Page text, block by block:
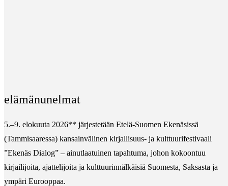
elämänunelmat
5.–9. elokuuta 2026** järjestetään Etelä-Suomen Ekenäsissä
(Tammisaaressa) kansainvälinen kirjallisuus- ja kulttuurifestivaali
”Ekenäs Dialog” – ainutlaatuinen tapahtuma, johon kokoontuu
kirjailijoita, ajattelijoita ja kulttuurinnälkäisiä Suomesta, Saksasta ja
ympäri Eurooppaa.